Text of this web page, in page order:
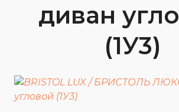
диван
(1У3)